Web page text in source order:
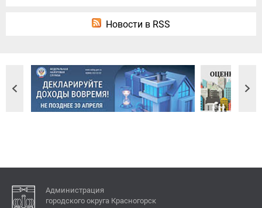
Новости в RSS
Администрация
городского округа Красногорск